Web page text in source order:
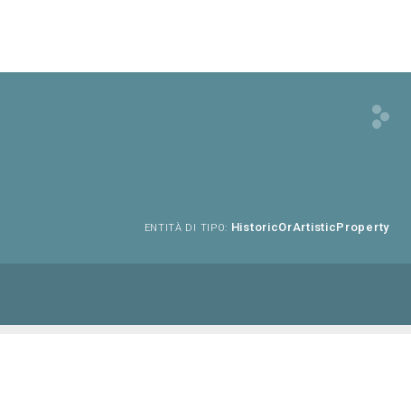
ENTITÀ DI TIPO: HistoricOrArtisticProperty